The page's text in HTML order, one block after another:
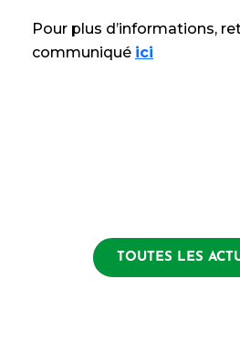
Pour plus d’informations,
communiqué ici
TOUTES LES